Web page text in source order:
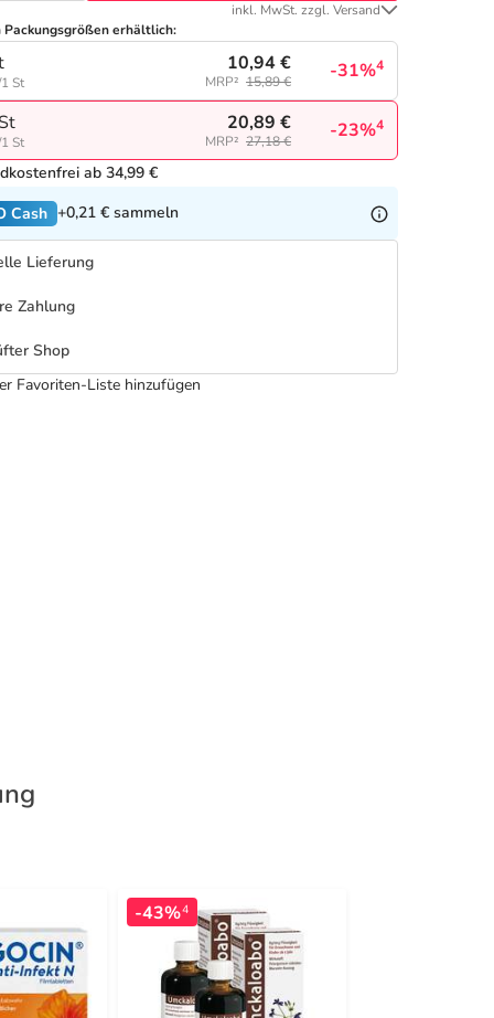
inkl. MwSt. zzgl. Versand
Packungsgrößen erhältlich:
St
10,94 €
MRP² 15,89 € -31%4
St
20,89 €
MRP² 27,18 € -23%4
ab 34,99 €
Cash +0,21 € sammeln
Lieferung
Zahlung
Shop
Favoriten-Liste hinzufügen
-43%4